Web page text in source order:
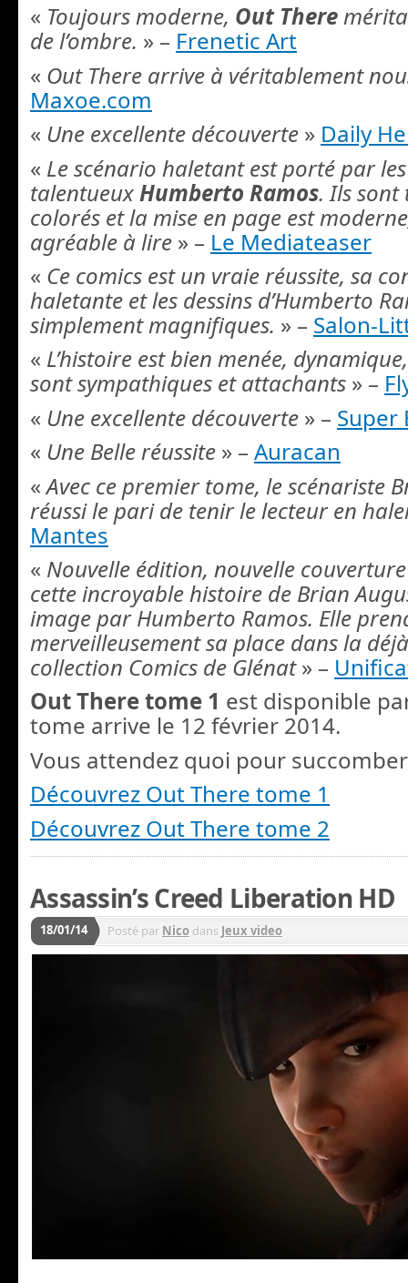
« Toujours moderne, Out There
de l’ombre. » – Frenetic Art
« Out There arrive à véritablement
Maxoe.com
« Une excellente découverte » Daily
« Le scénario haletant est porté par
talentueuxHumberto Ramos. Ils sont
colorés et la mise en page est
agréable à lire » – Le Mediateaser
« Ce comics est un vraie réussite, sa
haletante et les dessins d’Humberto
simplement magnifiques. » – Salon-
« L’histoire est bien menée,
sont sympathiques et attachants » –
« Une excellente découverte » – Super
« Une Belle réussite » – Auracan
«Avec ce premier tome, le scénariste
réussi le pari de tenir le lecteur en
Mantes
« Nouvelle édition, nouvelle
cette incroyable histoire de Brian
image par Humberto Ramos. Elle
merveilleusement sa place dans la
collection Comics de Glénat» –
Out There tome 1 est disponible
tome arrive le 12 février 2014.
Vous attendez quoi pour
Découvrez Out There tome 1
Découvrez Out There tome 2
Assassin’s Creed Liberation HD
18/01/14 Posté par Nico dans Jeux video